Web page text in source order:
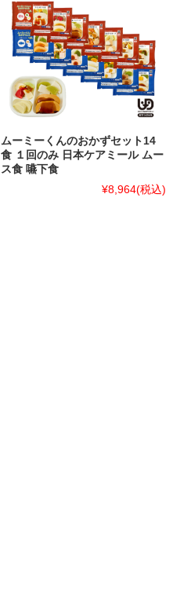
ムーミーくんのおかずセット14
食 １回のみ 日本ケアミール ムー
ス食 嚥下食
¥8,964(税込)